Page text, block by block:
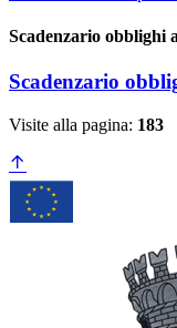
Scadenzario obblighi
Scadenzario
Visite alla pagina: 183